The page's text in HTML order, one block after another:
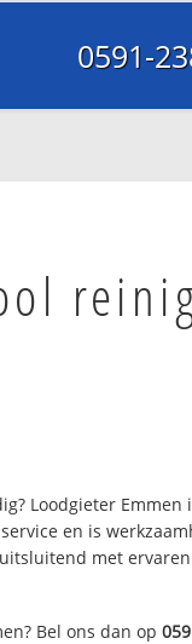
0591-
Loodgieter Emmen
en is
met ervaren
Bel ons dan op